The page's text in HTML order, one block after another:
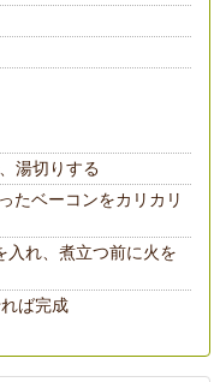
湯切りする
たベーコンをカリカリ
入れ、煮立つ前に火を
ば完成